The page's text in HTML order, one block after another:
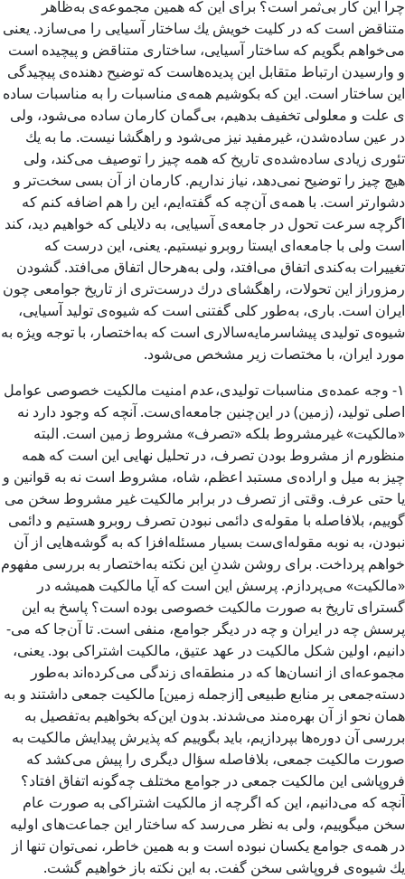
چرا این كار بی‌ثمر است؟ برای این كه همین مجموعه­‌ی به‌ظاهر
متناقض است كه در كلیت خویش یك ساختار آسیایی را می‌­سازد. یعنی
می­‌خواهم بگویم كه ساختار آسیایی، ساختاری متناقض و پیچیده است
و وارسیدن ارتباط متقابل این پدیده‌­هاست كه توضیح ‌دهنده‌­ی پیچیدگی
این ساختار است. این كه بكوشیم همه‌­ی مناسبات را به مناسبات ساده­‌
ی علت و معلولی تخفیف بدهیم، بی‌­گمان كارمان ساده می‌­شود، ولی
در عین ساده­‌شدن، غیرمفید نیز می‌­شود و راهگشا نیست. ما به یك
تئوری زیادی ساده‌شده‌­ی تاریخ كه همه چیز را توصیف می­‌كند، ولی
هیچ چیز را توضیح نمی‌­دهد، نیاز نداریم. كارمان از آن بسی سخت­‌تر و
دشوارتر است. با همه‌­ی آن‌چه كه گفته‌­ایم، این را هم اضافه كنم كه
اگرچه سرعت تحول در جامعه‌­ی آسیایی، به دلایلی كه خواهیم دید، كند
است ولی با جامعه‌­ای ایستا روبرو نیستیم. یعنی، این درست كه
تغییرات به‌كندی اتفاق می‌­افتد، ولی به‌هرحال اتفاق می‌­افتد. گشودن
رمزوراز این تحولات، راه­گشای درك درست‌­تری از تاریخ جوامعی چون
ایران است. باری، به‌طور كلی گفتنی است كه شیوه­‌ی تولید آسیایی،
شیوه­‌ی تولیدی پیشاسرمایه‌­سالاری است كه به‌اختصار، با توجه ویژه به
مورد ایران، با مختصات زیر مشخص می‌­شود.
۱- وجه عمده­‌ی مناسبات تولیدی،عدم امنیت مالكیت خصوصی عوامل
اصلی تولید، (زمین) در این‌چنین جامعه‌ای‌ست. آنچه كه وجود دارد نه
«مالكیت» غیرمشروط بلكه «تصرف» مشروط زمین است. البته
منظورم از مشروط بودن تصرف، در تحلیل نهایی این است كه همه
چیز به میل و اراده­‌ی‌ مستبد اعظم، شاه، مشروط است نه به قوانین و
یا حتی عرف. وقتی از تصرف در برابر مالكیت غیر مشروط سخن می­‌
گوییم، بلافاصله با مقوله‌­ی دائمی نبودن تصرف روبرو هستیم و دائمی
نبودن، به نوبه مقوله‌­ای‌ست بسیار مسئله­‌افزا كه به گوشه‌­هایی از آن
خواهم پرداخت. برای روشن شدنِ این نكته به‌اختصار به بررسی مفهوم
«مالكیت» می‌­پردازم. پرسش این است كه آیا مالكیت همیشه در
گسترای تاریخ به صورت مالكیت خصوصی بوده است؟ پاسخ به این
پرسش چه در ایران و چه در دیگر جوامع، منفی است. تا آن‌جا كه می‌­
دانیم، اولین شكل مالكیت در عهد عتیق، مالكیت اشتراكی بود. یعنی،
مجموعه‌­ای از انسان­‌ها كه در منطقه‌­ای زندگی می­‌كرده­‌اند به‌طور
دسته‌جمعی بر منابع طبیعی [ازجمله زمین] مالكیت جمعی داشتند و به
همان نحو از آن بهره‌­مند می‌­شدند. بدون این‌كه بخواهیم به‌تفصیل به
بررسی آن دوره‌­ها بپردازیم، باید بگوییم كه پذیرش پیدایش مالكیت به
صورت مالكیت جمعی، بلافاصله سؤال دیگری را پیش می‌­كشد كه
فروپاشی این مالكیت جمعی در جوامع مختلف چه‌گونه اتفاق افتاد؟
آنچه كه می‌­دانیم، این كه اگرچه از مالكیت اشتراكی به صورت عام
سخن می­گوییم، ولی به نظر می‌­رسد كه ساختار این جماعت­‌های اولیه
در همه­‌ی جوامع یك­سان نبوده است و به همین خاطر، نمی‌­توان تنها از
یك شیوه­‌ی فروپاشی سخن گفت. به این نكته باز خواهیم گشت.